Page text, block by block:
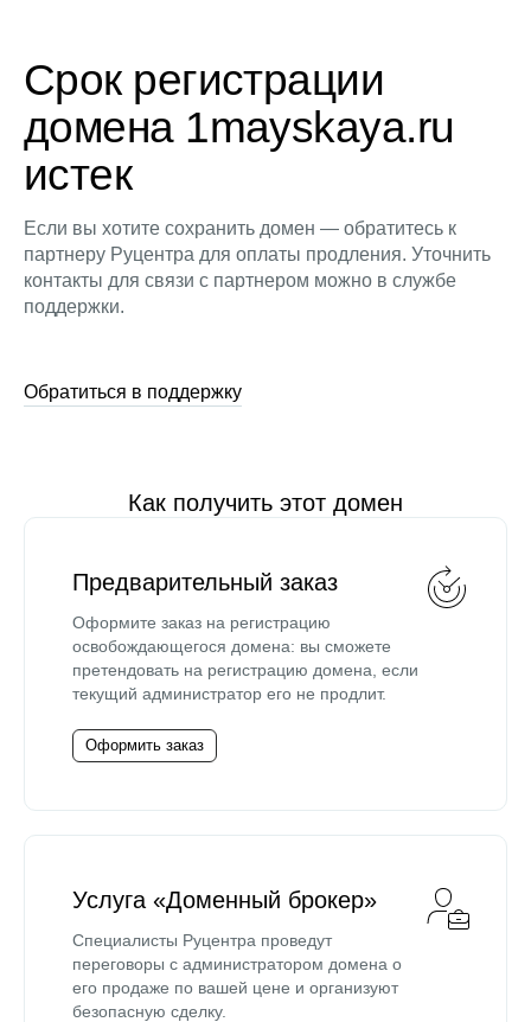
Срок регистрации
домена 1mayskaya.ru
истек
Если вы хотите сохранить домен — обратитесь к
партнеру Руцентра для оплаты продления. Уточнить
контакты для связи с партнером можно в службе
поддержки.
Обратиться в поддержку
Как получить этот домен
Предварительный заказ
Оформите заказ на регистрацию
освобождающегося домена: вы сможете
претендовать на регистрацию домена, если
текущий администратор его не продлит.
Оформить заказ
Услуга «Доменный брокер»
Специалисты Руцентра проведут
переговоры с администратором домена о
его продаже по вашей цене и организуют
безопасную сделку.